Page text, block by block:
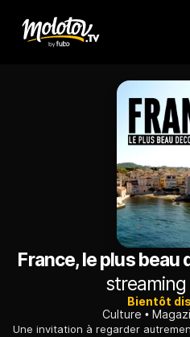
France, le plus beau
Bientôt
Culture